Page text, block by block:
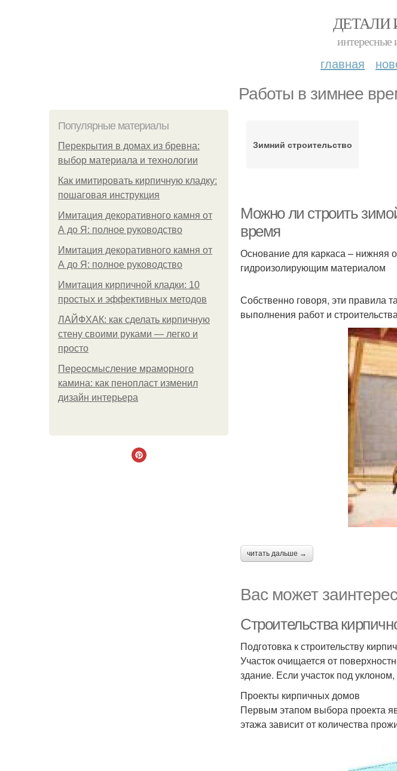
ДЕТАЛИ
интересные
главная
Работы в зимнее
Популярные материалы
Перекрытия в домах из бревна:
выбор материала и технологии
Как имитировать кирпичную кладку:
пошаговая инструкция
Имитация декоративного камня от
А до Я: полное руководство
Имитация декоративного камня от
А до Я: полное руководство
Имитация кирпичной кладки: 10
простых и эффективных методов
ЛАЙФХАК: как сделать кирпичную
стену своими руками — легко и
просто
Переосмысление мраморного
камина: как пенопласт изменил
дизайн интерьера
Зимний строительство
Можно ли строить
время
Основание для каркаса –
гидроизолирующим материалом
Собственно говоря, эти правила
выполнения работ и
читать дальше →
Вас может
Строительства
Подготовка к строительству
Участок очищается от
здание. Если участок под
Проекты кирпичных домов
Первым этапом выбора проекта
этажа зависит от количества